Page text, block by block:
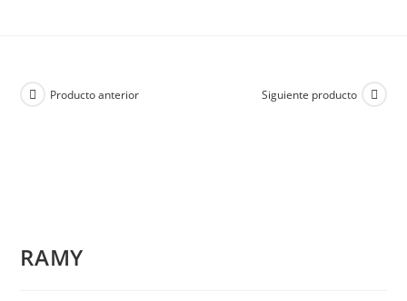
Producto anterior Siguiente producto
RAMY